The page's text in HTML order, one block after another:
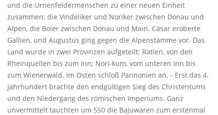
und die Urnenfeldermenschen zu einer neuen Einheit
zusammen: die Vindeliker und Noriker zwischen Donau und
Alpen, die Boier zwischen Donau und Main. Cäsar eroberte
Gallien, und Augustus ging gegen die Alpenstämme vor. Das
Land wurde in zwei Provinzen aufgeteilt: Rätien, von den
Rheinquellen bis zum Inn; Nori-kum, vom unteren Inn bis
zum Wienerwald. Im Osten schloß Pannonien an. - Erst das 4.
Jahrhundert brachte den endgültigen Sieg des Christentums
und den Niedergang des römischen Imperiums. Ganz
unvermittelt tauchten um 550 die Bajuwaren zum erstenmal